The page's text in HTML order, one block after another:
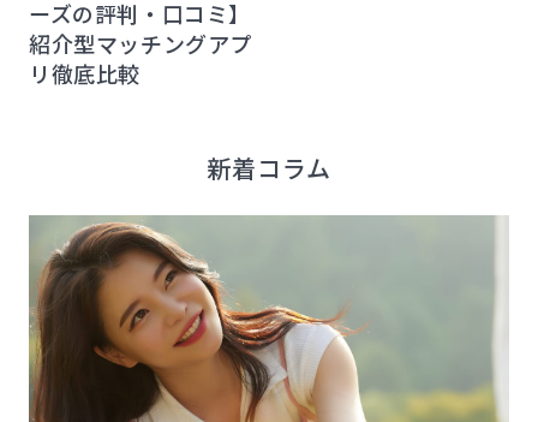
ーズの評判・口コミ】
紹介型マッチングアプ
リ徹底比較
新着コラム